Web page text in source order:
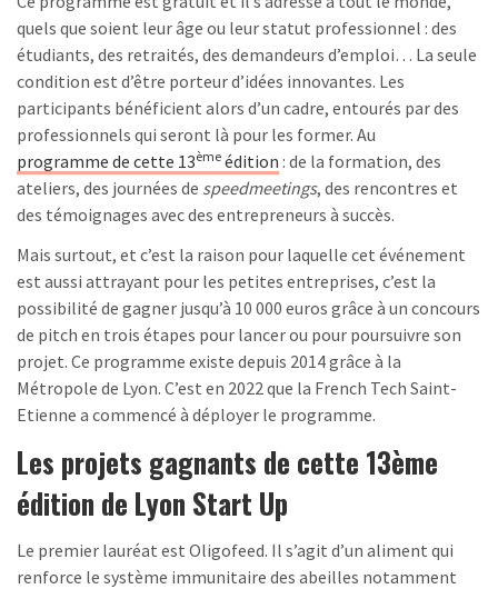
quels que soient leur âge ou leur statut professionnel : des
étudiants, des retraités, des demandeurs d’emploi… La seule
condition est d’être porteur d’idées innovantes. Les
participants bénéficient alors d’un cadre, entourés par des
professionnels qui seront là pour les former. Au
programme de cette 13ème édition : de la formation, des
ateliers, des journées de speedmeetings, des rencontres et
des témoignages avec des entrepreneurs à succès.
Mais surtout, et c’est la raison pour laquelle cet événement
est aussi attrayant pour les petites entreprises, c’est la
possibilité de gagner jusqu’à 10 000 euros grâce à un concours
de pitch en trois étapes pour lancer ou pour poursuivre son
projet. Ce programme existe depuis 2014 grâce à la
Métropole de Lyon. C’est en 2022 que la French Tech Saint-
Etienne a commencé à déployer le programme.
Les projets gagnants de cette 13ème
édition de Lyon Start Up
Le premier lauréat est Oligofeed. Il s’agit d’un aliment qui
renforce le système immunitaire des abeilles notamment